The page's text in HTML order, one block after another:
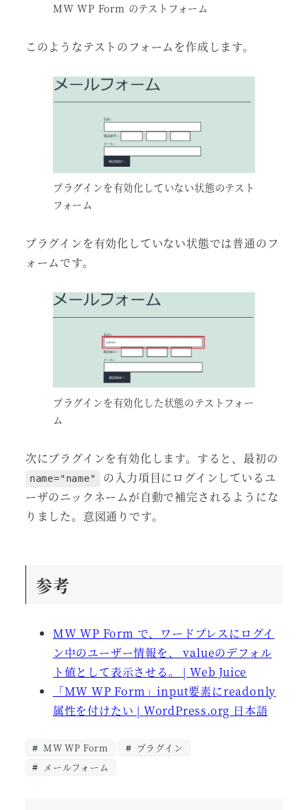
MW WP Form のテストフォーム
このようなテストのフォームを作成します。
プラグインを有効化していない状態のテスト
フォーム
プラグインを有効化していない状態では普通のフ
ォームです。
プラグインを有効化した状態のテストフォー
ム
次にプラグインを有効化します。すると、最初の
name="name"
の入力項目にログインしているユ
ーザのニックネームが自動で補完されるようにな
りました。意図通りです。
参考
MW WP Form で、ワードプレスにログイ
ン中のユーザー情報を、 valueのデフォル
ト値として表示させる。 | Web Juice
「MW WP Form」input要素にreadonly
属性を付けたい | WordPress.org 日本語
MW WP Form
プラグイン
メールフォーム